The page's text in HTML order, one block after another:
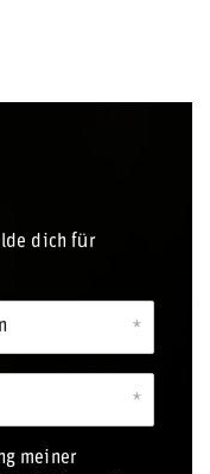
dich für
meiner